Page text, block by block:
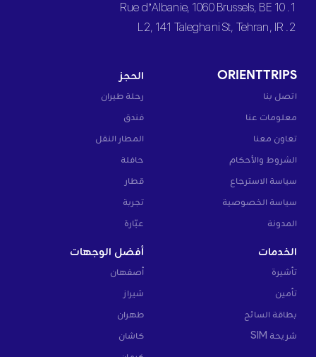
1. 10 Rue d’Albanie, 1060 Brussels, BE
2. L2, 141 Taleghani St, Tehran, IR
ORIENTTRIPS
اتصل بنا
معلومات عنا
تعاون معنا
الشروط والأحكام
سياسة الاسترجاع
سياسة الخصوصية
المدونة
الحجز
رحلة طيران
فندق
المطار النقل
حافلة
قطار
تجربة
عبّارة
الخدمات
تأشيرة
تأمين
بطاقة السائح
شريحة SIM
أفضل الوجهات
أصفهان
شيراز
طهران
كاشان